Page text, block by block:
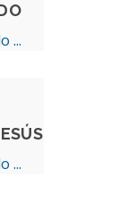
...
...